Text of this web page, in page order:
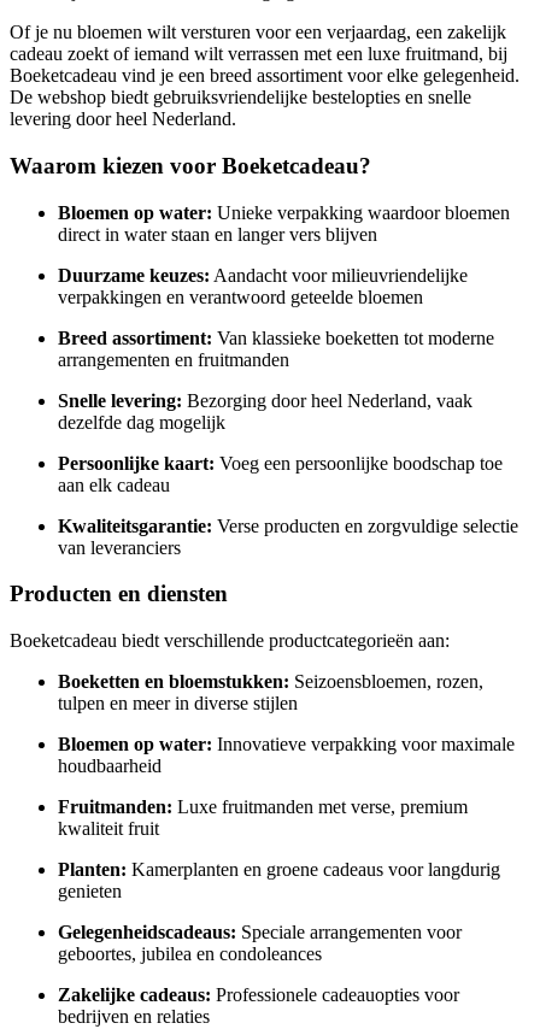
Of je nu bloemen wilt versturen voor een verjaardag, een zakelijk
cadeau zoekt of iemand wilt verrassen met een luxe fruitmand, bij
Boeketcadeau vind je een breed assortiment voor elke gelegenheid.
De webshop biedt gebruiksvriendelijke bestelopties en snelle
levering door heel Nederland.
Waarom kiezen voor Boeketcadeau?
Bloemen op water: Unieke verpakking waardoor bloemen
direct in water staan en langer vers blijven
Duurzame keuzes: Aandacht voor milieuvriendelijke
verpakkingen en verantwoord geteelde bloemen
Breed assortiment: Van klassieke boeketten tot moderne
arrangementen en fruitmanden
Snelle levering: Bezorging door heel Nederland, vaak
dezelfde dag mogelijk
Persoonlijke kaart: Voeg een persoonlijke boodschap toe
aan elk cadeau
Kwaliteitsgarantie: Verse producten en zorgvuldige selectie
van leveranciers
Producten en diensten
Boeketcadeau biedt verschillende productcategorieën aan:
Boeketten en bloemstukken: Seizoensbloemen, rozen,
tulpen en meer in diverse stijlen
Bloemen op water: Innovatieve verpakking voor maximale
houdbaarheid
Fruitmanden: Luxe fruitmanden met verse, premium
kwaliteit fruit
Planten: Kamerplanten en groene cadeaus voor langdurig
genieten
Gelegenheidscadeaus: Speciale arrangementen voor
geboortes, jubilea en condoleances
Zakelijke cadeaus: Professionele cadeauopties voor
bedrijven en relaties